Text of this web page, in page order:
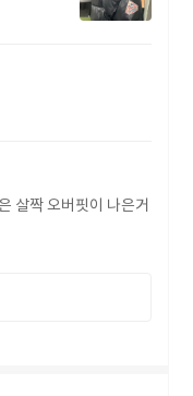
살짝 오버핏이 나은거